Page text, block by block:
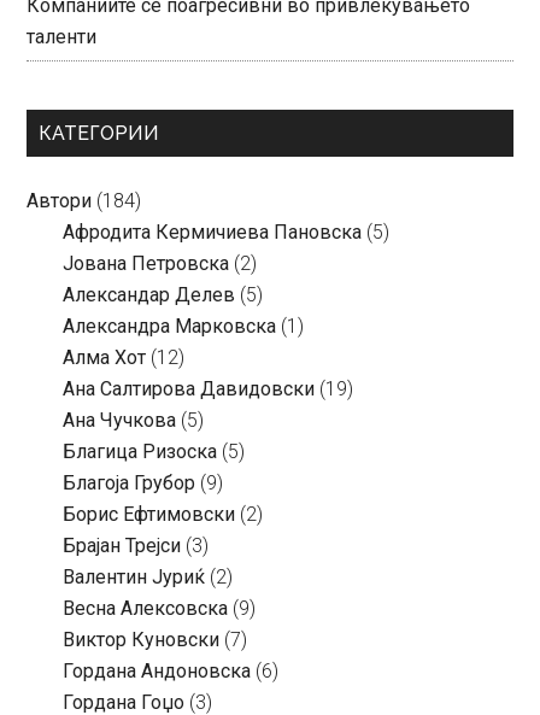
Компаниите сè поагресивни во привлекувањето
таленти
КАТЕГОРИИ
Автори (184)
Aфродита Кермичиева Пановска (5)
Јована Петровска (2)
Александар Делев (5)
Александра Марковска (1)
Алма Хот (12)
Ана Салтирова Давидовски (19)
Ана Чучкова (5)
Благица Ризоска (5)
Благоја Грубор (9)
Борис Ефтимовски (2)
Брајан Трејси (3)
Валентин Јуриќ (2)
Весна Алексовска (9)
Виктор Куновски (7)
Гордана Андоновска (6)
Гордана Гоџо (3)